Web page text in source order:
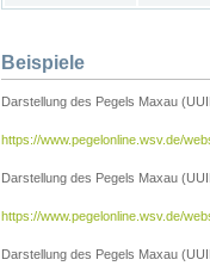
Beispiele
Darstellung des Pegels Maxau
https://www.pegelonline.wsv.de/
Darstellung des Pegels Maxau
https://www.pegelonline.wsv.de/
Darstellung des Pegels Maxau